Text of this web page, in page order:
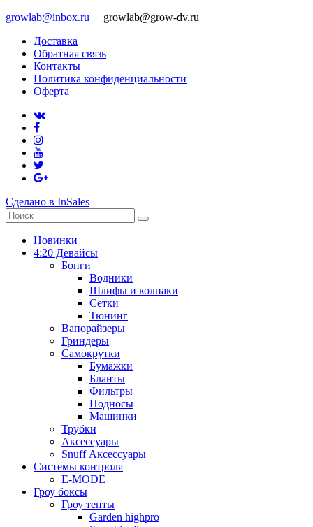
growlab@inbox.ru growlab@grow-dv.ru
Доставка
Обратная связь
Контакты
Политика конфиденциальности
Оферта
Сделано в InSales
Новинки
4:20 Девайсы
Бонги
Водники
Шлифы и колпаки
Сетки
Тюнинг
Вапорайзеры
Гриндеры
Самокрутки
Бумажки
Бланты
Фильтры
Подносы
Машинки
Трубки
Аксессуары
Snuff Аксессуары
Системы контроля
E-MODE
Гроу боксы
Гроу тенты
Garden highpro